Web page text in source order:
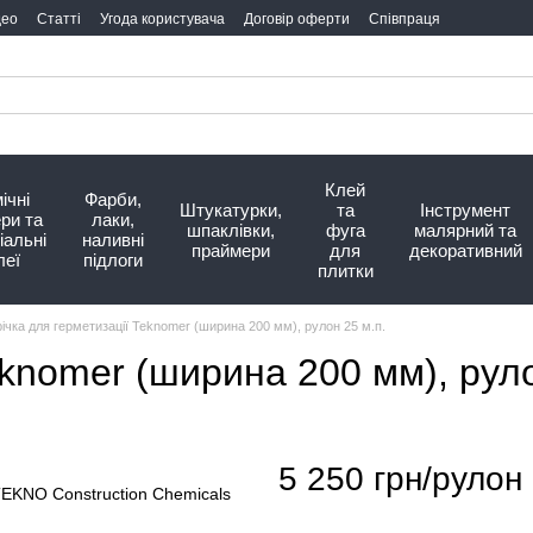
Статті Угода користувача Договір оферти
Співпраця
та
Фарби,
лаки,
наливні
підлоги
Штукатурки,
шпаклівки,
праймери
Клей
та
фуга
для
плитки
Інструмент
малярний та
декоративний
для герметизації Teknomer (ширина 200 мм), рулон 25 м.п.
(ширина 200 мм),
5 250 грн/рулон